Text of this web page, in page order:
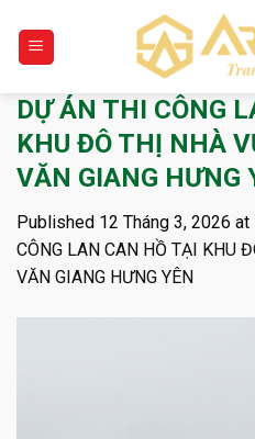
content
DỰ ÁN THI CÔNG
KHU ĐÔ THỊ NHÀ
VĂN GIANG HƯNG
Published 12 Tháng 3, 2026 at
CÔNG LAN CAN HỒ TẠI KHU
VĂN GIANG HƯNG YÊN